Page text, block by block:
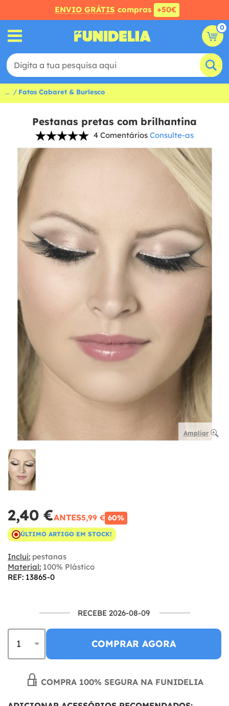
ENVIO GRÁTIS compras +50€
0
... Fatos Cabaret & Burlesco
Pestanas pretas com brilhantina
4 Comentários Consulte-as
Ampliar
2,40 €ANTES5,99 € 60%
ÚLTIMO ARTIGO EM STOCK!
Inclui: pestanas
Material: 100% Plástico
REF: 13865-0
RECEBE 2026-08-09
COMPRAR AGORA
COMPRA 100% SEGURA NA FUNIDELIA